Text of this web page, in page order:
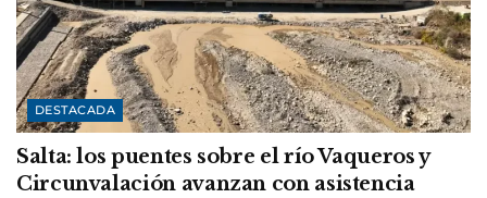
DESTACADA
Salta: los puentes sobre el río Vaqueros y
Circunvalación avanzan con asistencia